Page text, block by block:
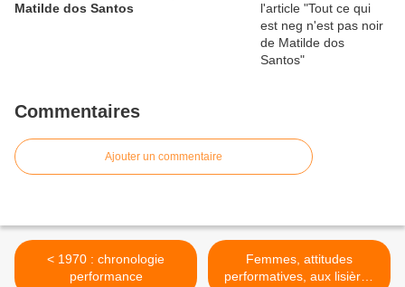
Matilde dos Santos
Commentaires
Ajouter un commentaire
< 1970 : chronologie
performance
Femmes, attitudes
performatives, aux lisières